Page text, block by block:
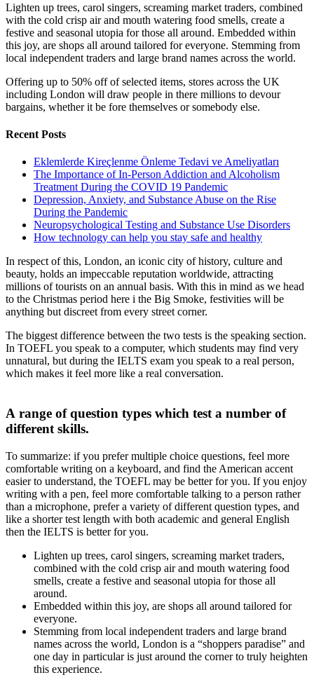
Lighten up trees, carol singers, screaming market traders, combined
with the cold crisp air and mouth watering food smells, create a
festive and seasonal utopia for those all around. Embedded within
this joy, are shops all around tailored for everyone. Stemming from
local independent traders and large brand names across the world.
Offering up to 50% off of selected items, stores across the UK
including London will draw people in there millions to devour
bargains, whether it be fore themselves or somebody else.
Recent Posts
Eklemlerde Kireçlenme Önleme Tedavi ve Ameliyatları
The Importance of In-Person Addiction and Alcoholism
Treatment During the COVID 19 Pandemic
Depression, Anxiety, and Substance Abuse on the Rise
During the Pandemic
Neuropsychological Testing and Substance Use Disorders
How technology can help you stay safe and healthy
In respect of this, London, an iconic city of history, culture and
beauty, holds an impeccable reputation worldwide, attracting
millions of tourists on an annual basis. With this in mind as we head
to the Christmas period here i the Big Smoke, festivities will be
anything but discreet from every street corner.
The biggest difference between the two tests is the speaking section.
In TOEFL you speak to a computer, which students may find very
unnatural, but during the IELTS exam you speak to a real person,
which makes it feel more like a real conversation.
А range of question types which test a number of
different skills.
To summarize: if you prefer multiple choice questions, feel more
comfortable writing on a keyboard, and find the American accent
easier to understand, the TOEFL may be better for you. If you enjoy
writing with a pen, feel more comfortable talking to a person rather
than a microphone, prefer a variety of different question types, and
like a shorter test length with both academic and general English
then the IELTS is better for you.
Lighten up trees, carol singers, screaming market traders,
combined with the cold crisp air and mouth watering food
smells, create a festive and seasonal utopia for those all
around.
Embedded within this joy, are shops all around tailored for
everyone.
Stemming from local independent traders and large brand
names across the world, London is a “shoppers paradise” and
one day in particular is just around the corner to truly heighten
this experience.